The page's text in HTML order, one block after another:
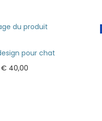
pour chat
€ 40,00